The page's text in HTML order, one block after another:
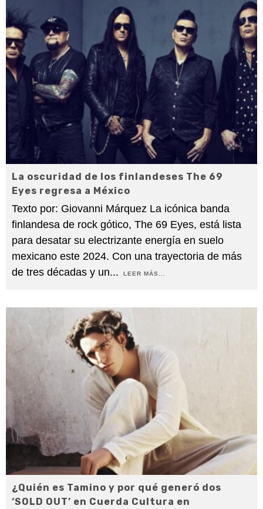
La oscuridad de los finlandeses The 69
Eyes regresa a México
Texto por: Giovanni Márquez La icónica banda
finlandesa de rock gótico, The 69 Eyes, está lista
para desatar su electrizante energía en suelo
mexicano este 2024. Con una trayectoria de más
de tres décadas y un... LEER MÁS...
¿Quién es Tamino y por qué generó dos
‘SOLD OUT’ en Cuerda Cultura en